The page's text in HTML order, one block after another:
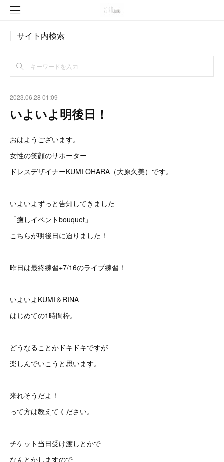
サイト内検索
2023.06.28 01:09
いよいよ明後日！
おはようございます。
女性の笑顔のサポーター
ドレスデザイナーKUMI OHARA（大原久美）です。
いよいよずっと告知してきました
「癒しイベントbouquet」
こちらが明後日に迫りました！
昨日は最終練習+7/16のライブ練習！
いよいよKUMI＆RINA
はじめての1時間枠。
どうなることかドキドキですが
楽しんでいこうと思います。
来れそうだよ！
って方は教えてください。
チケット当日受け渡しとかで
なんとかしますので